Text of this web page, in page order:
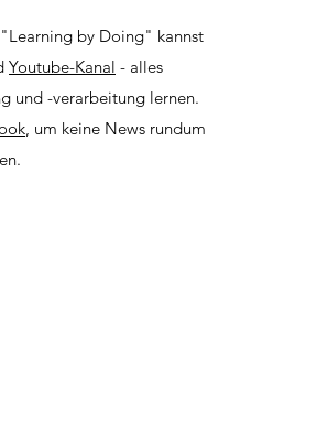
by Doing" kannst
Youtube-Kanal - alles
und -verarbeitung lernen.
, um keine News rundum